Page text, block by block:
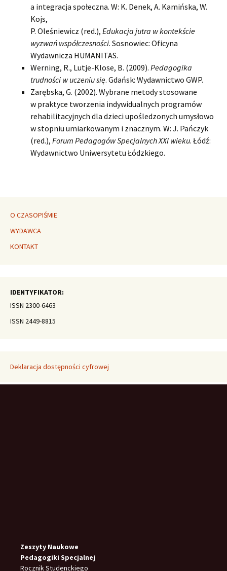
a integracja społeczna. W: K. Denek, A. Kamińska, W.
Kojs,
P. Oleśniewicz (red.), Edukacja jutra w kontekście
wyzwań współczesności. Sosnowiec: Oficyna
Wydawnicza HUMANITAS.
Werning, R., Lutje-Klose, B. (2009). Pedagogika
trudności w uczeniu się. Gdańsk: Wydawnictwo GWP.
Zarębska, G. (2002). Wybrane metody stosowane
w praktyce tworzenia indywidualnych programów
rehabilitacyjnych dla dzieci upośledzonych umysłowo
w stopniu umiarkowanym i znacznym. W: J. Pańczyk
(red.), Forum Pedagogów SpecjalnychXXI wieku. Łódź:
Wydawnictwo Uniwersytetu Łódzkiego.
O CZASOPIŚMIE
WYDAWCA
KONTAKT
IDENTYFIKATOR:
ISSN 2300-6463
ISSN 2449-8815
Deklaracja dostępności cyfrowej
Zeszyty Naukowe
Pedagogiki Specjalnej
Rocznik Studenckiego